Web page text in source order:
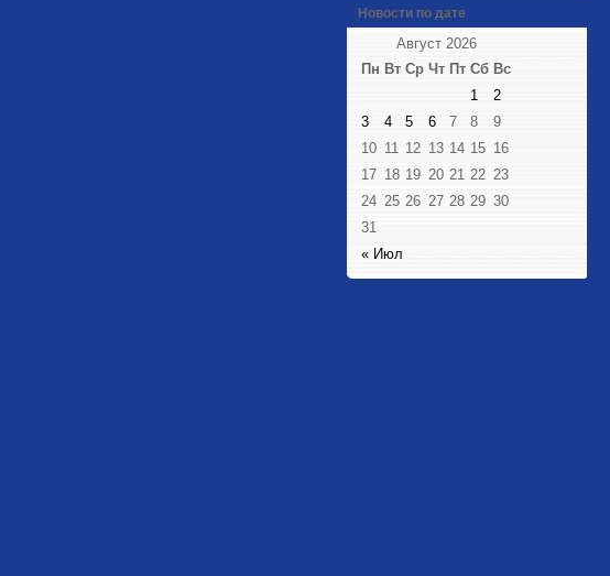
Новости по дате
Август 2026
Пн Вт Ср Чт Пт Сб Вс
« Июл
1
2
3
4 5 6 7 8
9
10 11 12 13 14 15 16
17 18 19 20 21 22 23
24 25 26 27 28 29 30
31